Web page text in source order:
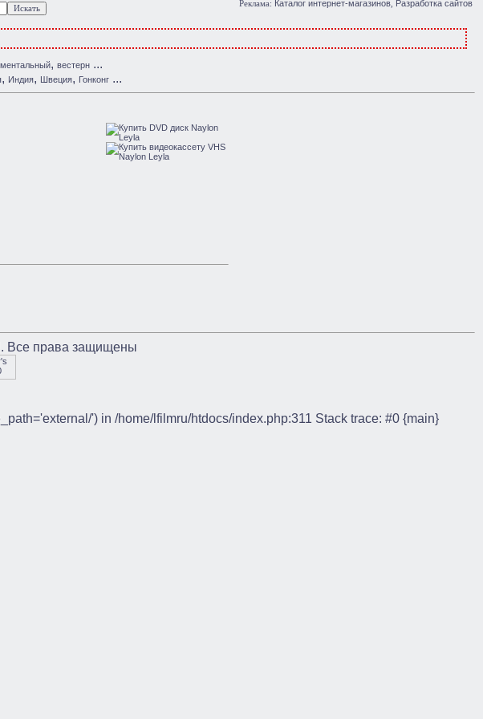
Реклама: Каталог интернет-магазинов Разработка сайтов
, вестерн ...
, Индия, Швеция, Гонконг ...
Все права защищены
') in /home/lfilmru/htdocs/index.php:311 Stack trace: #0 {main}